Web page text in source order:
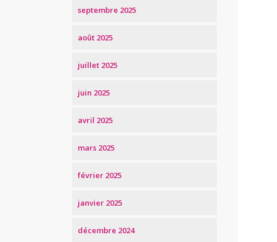
septembre 2025
août 2025
juillet 2025
juin 2025
avril 2025
mars 2025
février 2025
janvier 2025
décembre 2024